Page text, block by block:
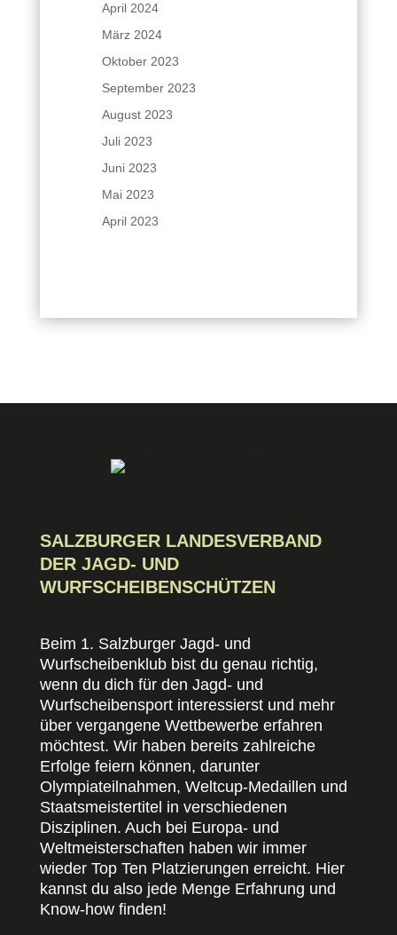
April 2024
März 2024
Oktober 2023
September 2023
August 2023
Juli 2023
Juni 2023
Mai 2023
April 2023
SALZBURGER LANDESVERBAND
DER JAGD- UND
WURFSCHEIBENSCHÜTZEN
Beim 1. Salzburger Jagd- und
Wurfscheibenklub bist du genau richtig,
wenn du dich für den Jagd- und
Wurfscheibensport interessierst und mehr
über vergangene Wettbewerbe erfahren
möchtest. Wir haben bereits zahlreiche
Erfolge feiern können, darunter
Olympiateilnahmen, Weltcup-Medaillen und
Staatsmeistertitel in verschiedenen
Disziplinen. Auch bei Europa- und
Weltmeisterschaften haben wir immer
wieder Top Ten Platzierungen erreicht. Hier
kannst du also jede Menge Erfahrung und
Know-how finden!